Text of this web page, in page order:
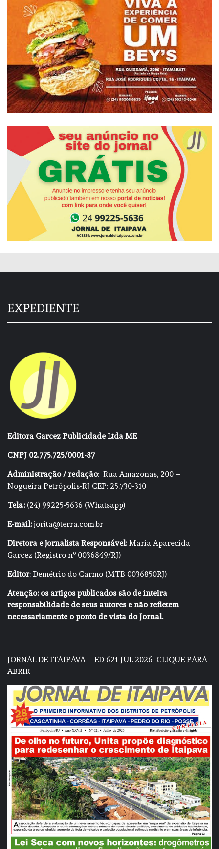
EXPEDIENTE
Editora Garcez Publicidade Ltda ME
CNPJ 02.775.725/0001-87
Administração / redação: Rua Amazonas, 200 –
Nogueira Petrópolis-RJ CEP: 25.730-310
Tels.:(24) 99225-5636 (Whatsapp)
E-mail:jorita@terra.com.br
Diretora e jornalista Responsável:Maria Aparecida
Garcez (Registro nº 0036849/RJ)
Editor: Demétrio do Carmo (MTB 0036850RJ)
Atenção: os artigos publicados são de inteira
responsabilidade de seus autores e não refletem
necessariamente o ponto de vista do Jornal.
JORNAL DE ITAIPAVA – ED 621 JUL 2026 CLIQUE PARA
ABRIR